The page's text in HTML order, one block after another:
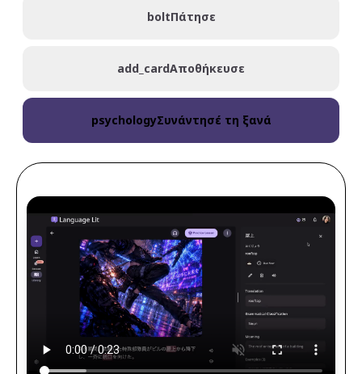
boltΠάτησε
add_cardΑποθήκευσε
psychologyΣυνάντησέ τη ξανά